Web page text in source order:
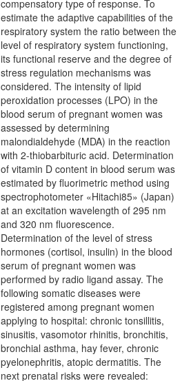
compensatory type of response. To
estimate the adaptive capabilities of the
respiratory system the ratio between the
level of respiratory system functioning,
its functional reserve and the degree of
stress regulation mechanisms was
considered. The intensity of lipid
peroxidation processes (LPO) in the
blood serum of pregnant women was
assessed by determining
malondialdehyde (MDA) in the reaction
with 2-thiobarbituric acid. Determination
of vitamin D content in blood serum was
estimated by fluorimetric method using
spectrophotometer «Hitachi85» (Japan)
at an excitation wavelength of 295 nm
and 320 nm fluorescence.
Determination of the level of stress
hormones (cortisol, insulin) in the blood
serum of pregnant women was
performed by radio ligand assay. The
following somatic diseases were
registered among pregnant women
applying to hospital: chronic tonsillitis,
sinusitis, vasomotor rhinitis, bronchitis,
bronchial asthma, hay fever, chronic
pyelonephritis, atopic dermatitis. The
next prenatal risks were revealed: